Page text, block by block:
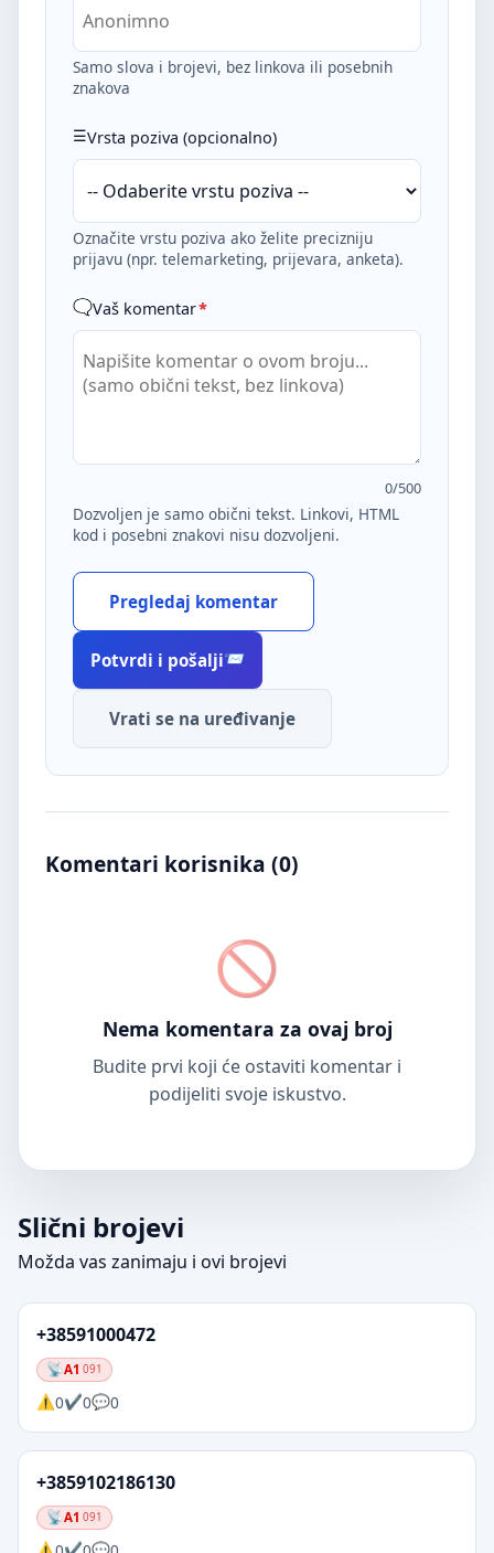
Samo slova i brojevi, bez linkova ili posebnih
znakova
Vrsta poziva (opcionalno)
Označite vrstu poziva ako želite precizniju
prijavu (npr. telemarketing, prijevara, anketa).
Vaš komentar*
0/500
Dozvoljen je samo obični tekst. Linkovi, HTML
kod i posebni znakovi nisu dozvoljeni.
Pregledaj komentar
Potvrdi i pošalji
Vrati se na uređivanje
Komentari korisnika (0)
Nema komentara za ovaj broj
Budite prvi koji će ostaviti komentar i
podijeliti svoje iskustvo.
Slični brojevi
Možda vas zanimaju i ovi brojevi
+38591000472
A1 091
0 0 0
+3859102186130
A1 091